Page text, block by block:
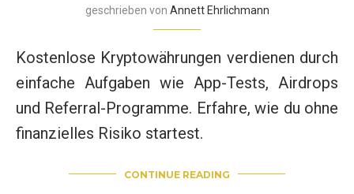
geschrieben von Annett Ehrlichmann
Kostenlose Kryptowährungen verdienen durch
einfache Aufgaben wie App-Tests, Airdrops
und Referral-Programme. Erfahre, wie du ohne
finanzielles Risiko startest.
CONTINUE READING